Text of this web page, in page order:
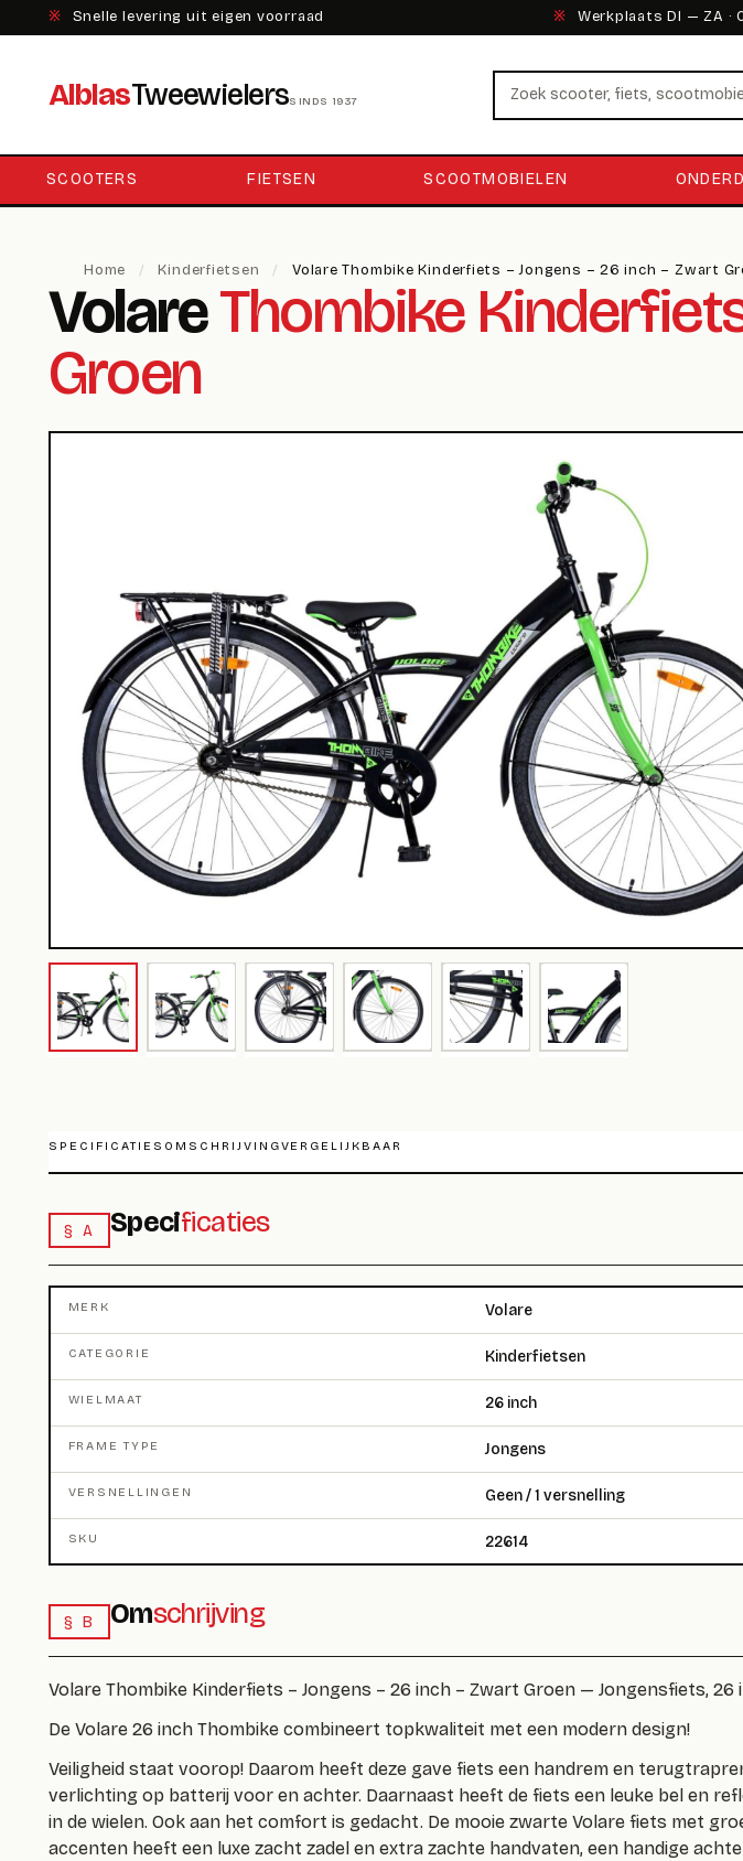
※ Snelle levering uit eigen voorraad ※ Werkplaats DI — ZA ·
AlblasTweewielersSINDS 1937
Zoeken
SCOOTERS FIETSEN SCOOTMOBIELEN
Home / Kinderfietsen / Volare Thombike Kinderfiets – Jongens – 26 inch – Zwart
VolareThombike
Groen
SPECIFICATIES OMSCHRIJVINGVERGELIJKBAAR
§ A Specificaties
MERK Volare
CATEGORIE Kinderfietsen
WIELMAAT 26 inch
FRAME TYPE Jongens
VERSNELLINGEN Geen / 1 versnelling
SKU 22614
§ B Omschrijving
Volare Thombike Kinderfiets – Jongens – 26 inch – Zwart Groen — Jongensfiets, 26
De Volare 26 inch Thombike combineert topkwaliteit met een modern design!
Veiligheid staat voorop! Daarom heeft deze gave fiets een handrem en
verlichting op batterij voor en achter. Daarnaast heeft de fiets een leuke bel en
in de wielen. Ook aan het comfort is gedacht. De mooie zwarte Volare fiets met
accenten heeft een luxe zacht zadel en extra zachte handvaten, een handige